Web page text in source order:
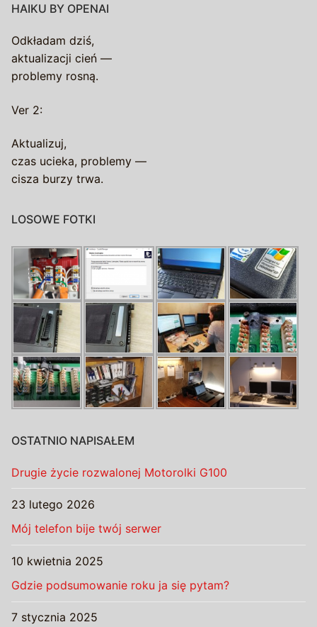
HAIKU BY OPENAI
Odkładam dziś,
aktualizacji cień —
problemy rosną.
Ver 2:
Aktualizuj,
czas ucieka, problemy —
cisza burzy trwa.
LOSOWE FOTKI
OSTATNIO NAPISAŁEM
Drugie życie rozwalonej Motorolki G100
23 lutego 2026
Mój telefon bije twój serwer
10 kwietnia 2025
Gdzie podsumowanie roku ja się pytam?
7 stycznia 2025